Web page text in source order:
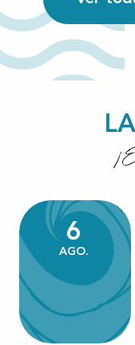
En bici por
Lire la suite
6
AGO.